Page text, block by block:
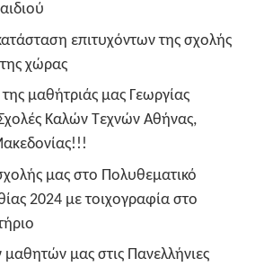
επιτυχόντων της σχολής
χώρας
της μαθήτριάς μας Γεωργίας
Καλών Τεχνών Αθήνας,
μας στο Πολυθεματικό
2024 με τοιχογραφία στο
μαθητών μας στις Πανελλήνιες